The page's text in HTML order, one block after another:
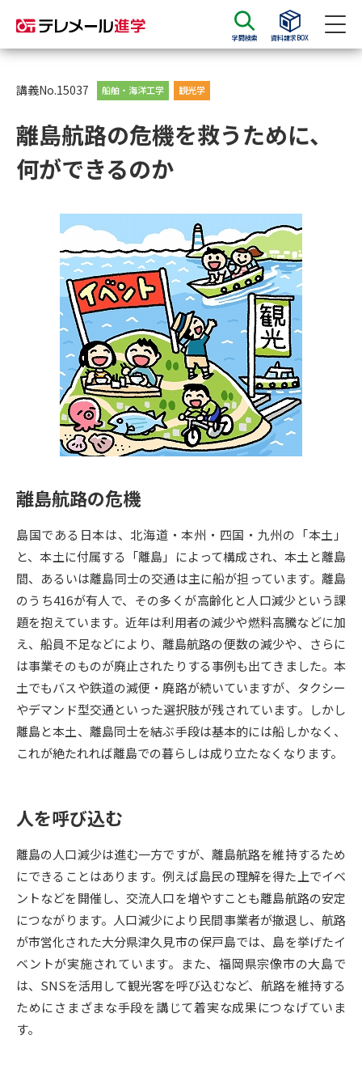
学問検索 資料請求BOX
資料請求
大学・短大の資料種類から請求
総合型選抜・学校推薦型選抜 募
大学入学共通テスト利用選抜の
募集要項＆願書
過去問題集
大学・短大以外の資料から請求
専門学校の資料請求 大学院の資料請求
留学・進学関連、塾・予備校
大学入学共通テスト「受験案
内」の請求
大学入学共通テスト「受験上の
配慮案内」の請求
高等学校卒業程度認定試験
幼稚園教員資格認定試験
高等学校（情報）教員資格認定
試験
大学研究 大学検索
大学で学べる内容や特徴を調べる
新増設大学・学部・学科特集
国際・グローバルに強い大学特
データサイエンス特集 奨学金・特待生制度特集
（高3生用）
（高2生用）
SELFBRAND特集ページ
オープンキャンパスなどを調べる
オープンキャンパス検索 実施プログラムから探す
来場型・Web型イベント特集
講義No.15037 船舶・海洋工学 観光学
離島航路の危機を救うために、
何ができるのか
離島航路の危機
島国である日本は、北海道・本州・四国・九州の「本土」
と、本土に付属する「離島」によって構成され、本土と離島
間、あるいは離島同士の交通は主に船が担っています。離島
のうち416が有人で、その多くが高齢化と人口減少という課
題を抱えています。近年は利用者の減少や燃料高騰などに加
え、船員不足などにより、離島航路の便数の減少や、さらに
は事業そのものが廃止されたりする事例も出てきました。本
土でもバスや鉄道の減便・廃路が続いていますが、タクシー
やデマンド型交通といった選択肢が残されています。しかし
離島と本土、離島同士を結ぶ手段は基本的には船しかなく、
これが絶たれれば離島での暮らしは成り立たなくなります。
人を呼び込む
離島の人口減少は進む一方ですが、離島航路を維持するため
にできることはあります。例えば島民の理解を得た上でイベ
ントなどを開催し、交流人口を増やすことも離島航路の安定
につながります。人口減少により民間事業者が撤退し、航路
が市営化された大分県津久見市の保戸島では、島を挙げたイ
ベントが実施されています。また、福岡県宗像市の大島で
は、SNSを活用して観光客を呼び込むなど、航路を維持する
ためにさまざまな手段を講じて着実な成果につなげていま
す。